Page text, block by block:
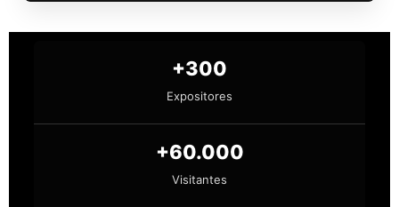
+300
Expositores
+60.000
Visitantes